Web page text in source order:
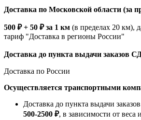
Доставка по Московской области (за
500 ₽ + 50 ₽ за 1 км (в пределах 20 км),
тариф "Доставка в регионы России"
Доставка до пункта выдачи заказов
Доставка по России
Осуществляется транспортными
Доставка до пункта выдачи
500-2500 ₽, в зависимости от веса